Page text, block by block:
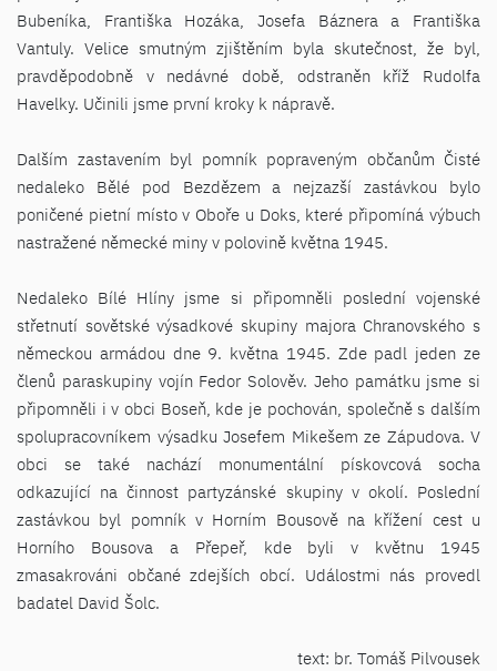
Bubeníka, Františka Hozáka, Josefa Báznera a Františka
Vantuly. Velice smutným zjištěním byla skutečnost, že byl,
pravděpodobně v nedávné době, odstraněn kříž Rudolfa
Havelky. Učinili jsme první kroky k nápravě.
Dalším zastavením byl pomník popraveným občanům Čisté
nedaleko Bělé pod Bezdězem a nejzazší zastávkou bylo
poničené pietní místo v Oboře u Doks, které připomíná výbuch
nastražené německé miny v polovině května 1945.
Nedaleko Bílé Hlíny jsme si připomněli poslední vojenské
střetnutí sovětské výsadkové skupiny majora Chranovského s
německou armádou dne 9. května 1945. Zde padl jeden ze
členů paraskupiny vojín Fedor Solověv. Jeho památku jsme si
připomněli i v obci Boseň, kde je pochován, společně s dalším
spolupracovníkem výsadku Josefem Mikešem ze Zápudova. V
obci se také nachází monumentální pískovcová socha
odkazující na činnost partyzánské skupiny v okolí. Poslední
zastávkou byl pomník v Horním Bousově na křížení cest u
Horního Bousova a Přepeř, kde byli v květnu 1945
zmasakrováni občané zdejších obcí. Událostmi nás provedl
badatel David Šolc.
text: br. Tomáš Pilvousek